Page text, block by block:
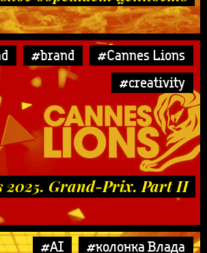
#brand
#Cannes Lions
#creativity
2025. Grand-Prix. Part II
#AI
#колонка Влада